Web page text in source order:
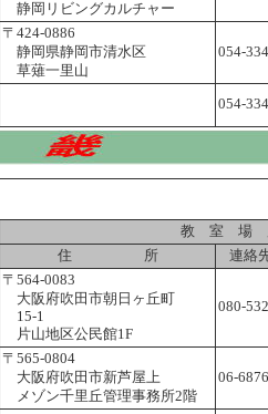
静岡リビングカルチャー
〒424-0886
静岡県静岡市清水区
草薙一里山
054-
054-
教 室 場
住 所
連絡
〒564-0083
大阪府吹田市朝日ヶ丘町
15-1
片山地区公民館1F
080-
〒565-0804
大阪府吹田市新芦屋上
メゾン千里丘管理事務所2階
06-